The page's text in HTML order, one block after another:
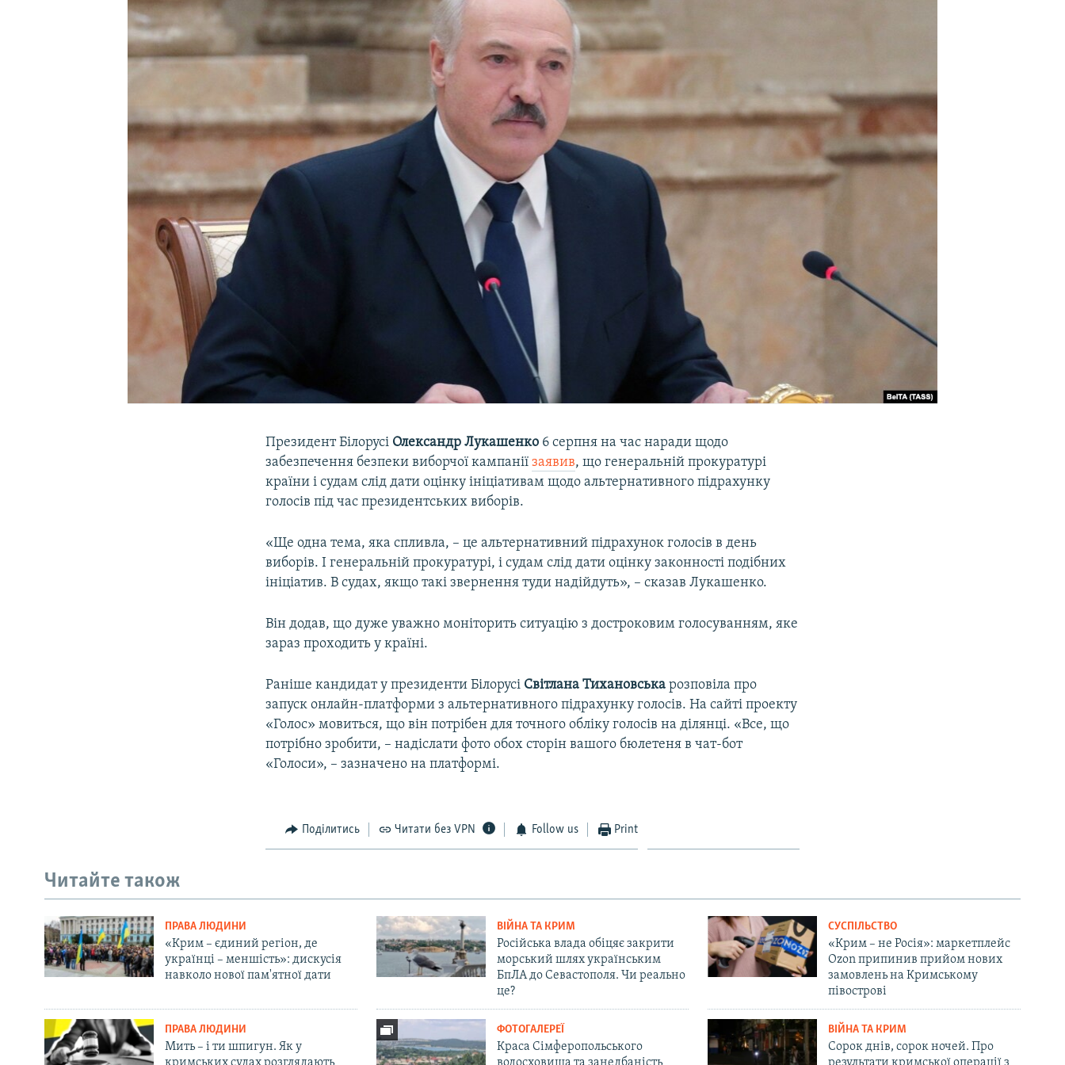
УКРАЇНСЬКА ПРОБЛЕМА КРИМУ
Президент Білорусі Олександр Лукашенко 6 серпня на час наради щодо
забезпечення безпеки виборчої кампаніїзаявив, що генеральній прокуратурі
країни і судам слід дати оцінку ініціативам щодо альтернативного підрахунку
голосів під час президентських виборів.
«Ще одна тема, яка спливла, – це альтернативний підрахунок голосів в день
виборів. І генеральній прокуратурі, і судам слід дати оцінку законності подібних
ініціатив. В судах, якщо такі звернення туди надійдуть», – сказав Лукашенко.
Він додав, що дуже уважно моніторить ситуацію з достроковим голосуванням, яке
зараз проходить у країні.
Раніше кандидат у президенти Білорусі Світлана Тихановськарозповіла про
запуск онлайн-платформи з альтернативного підрахунку голосів. На сайті проекту
«Голос» мовиться, що він потрібен для точного обліку голосів на ділянці. «Все, що
потрібно зробити, – надіслати фото обох сторін вашого бюлетеня в чат-бот
«Голоси», – зазначено на платформі.
Поділитись Читати без VPN Follow us Print
Читайте також
ПРАВА ЛЮДИНИ
«Крим – єдиний регіон, де
українці – меншість»: дискусія
навколо нової пам'ятної дати
ВІЙНА ТА КРИМ
Російська влада обіцяє закрити
морський шлях українським
БпЛА до Севастополя. Чи реально
це?
СУСПІЛЬСТВО
«Крим – не Росія»: маркетплейс
Ozon припинив прийом нових
замовлень на Кримському
півострові
ПРАВА ЛЮДИНИ
Мить – і ти шпигун. Як у
кримських судах розглядають
ФОТОГАЛЕРЕЇ
Краса Сімферопольського
водосховища та занедбаність
ВІЙНА ТА КРИМ
Сорок днів, сорок ночей. Про
результати кримської операції з